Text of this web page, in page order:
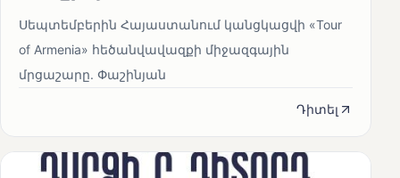
Սեպտեմբերին Հայաստանում կանցկացվի «Tour
of Armenia» հեծանվավազքի միջազգային
մրցաշարը. Փաշինյան
Դիտել